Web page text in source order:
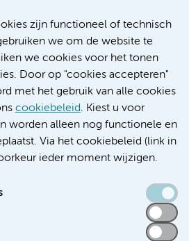
zijn functioneel of technisch
we om de website te
we cookies voor het tonen
Door op "cookies accepteren"
met het gebruik van alle cookies
cookiebeleid. Kiest u voor
worden alleen nog functionele en
Via het cookiebeleid (link in
ieder moment wijzigen.